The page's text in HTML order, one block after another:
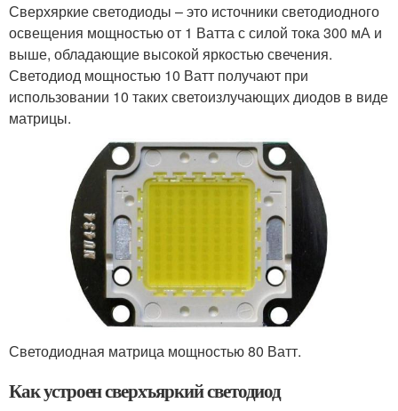
Сверхяркие светодиоды – это источники светодиодного
освещения мощностью от 1 Ватта с силой тока 300 мА и
выше, обладающие высокой яркостью свечения.
Светодиод мощностью 10 Ватт получают при
использовании 10 таких светоизлучающих диодов в виде
матрицы.
Светодиодная матрица мощностью 80 Ватт.
Как устроен сверхъяркий светодиод